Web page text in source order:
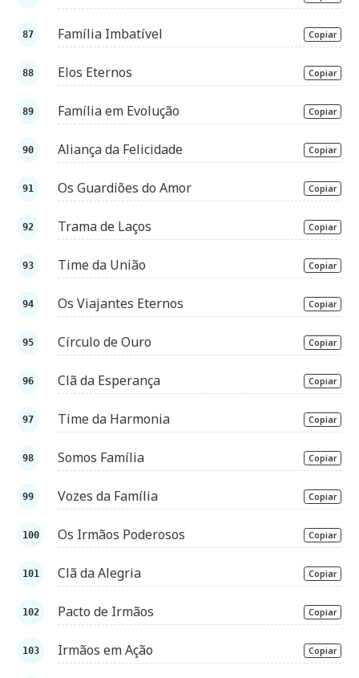
Família Imbatível Copiar
Elos Eternos Copiar
Família em Evolução Copiar
Aliança da Felicidade Copiar
Os Guardiões do Amor Copiar
Trama de Laços Copiar
Time da União Copiar
Os Viajantes Eternos Copiar
Círculo de Ouro Copiar
Clã da Esperança Copiar
Time da Harmonia Copiar
Somos Família Copiar
Vozes da Família Copiar
Os Irmãos Poderosos Copiar
Clã da Alegria Copiar
Pacto de Irmãos Copiar
Irmãos em Ação Copiar